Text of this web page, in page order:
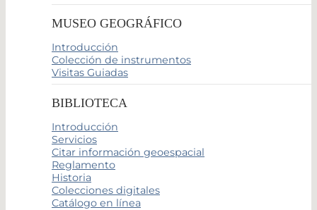
MUSEO GEOGRÁFICO
Introducción
Colección de instrumentos
Visitas Guiadas
BIBLIOTECA
Introducción
Servicios
Citar información geoespacial
Reglamento
Historia
Colecciones digitales
Catálogo en línea